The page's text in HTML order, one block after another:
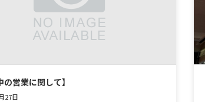
の営業に関して】
27日